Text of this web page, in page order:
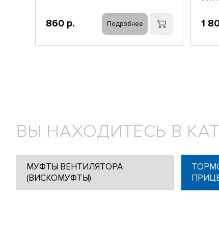
860 р. Подробнее 1
ВЫ НАХОДИТЕСЬ В
МУФТЫ ВЕНТИЛЯТОРА
(ВИСКОМУФТЫ)